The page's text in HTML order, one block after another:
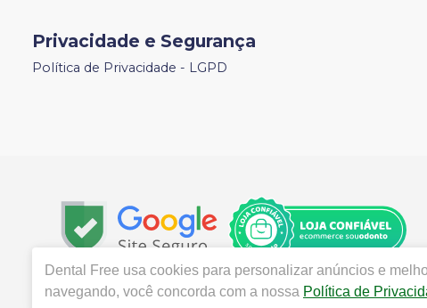
Privacidade e Segurança
Política de Privacidade - LGPD
Copyright © 2024 | Todos os direitos reservados |
Dental Free usa cookies para personalizar anúncios e
navegando, você concorda com a nossa Política de